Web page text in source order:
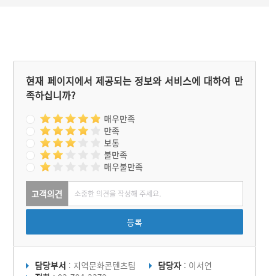
현재 페이지에서 제공되는 정보와 서비스에 대하여 만
족하십니까?
매우만족
만족
보통
불만족
매우불만족
고객의견
등록
담당부서 : 지역문화콘텐츠팀 담당자 : 이서연